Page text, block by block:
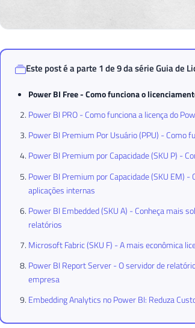
Este post é a parte 1 de 9 da sérieGuia de
Power BI Free - Como funciona o
Power BI PRO - Como funciona a licença do
Power BI Premium Por Usuário (PPU) - Como
Power BI Premium por Capacidade (SKU P) -
Power BI Premium por Capacidade (SKU EM)
aplicações internas
Power BI Embedded (SKU A) - Conheça mais
relatórios
Microsoft Fabric (SKU F) - A mais econômica
Power BI Report Server - O servidor de
empresa
Embedding Analytics no Power BI: Reduza